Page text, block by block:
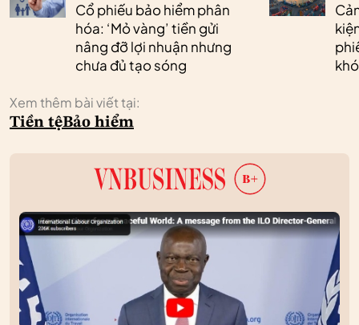
Cổ phiếu bảo hiểm phân
hóa: ‘Mỏ vàng’ tiền gửi
nâng đỡ lợi nhuận nhưng
chưa đủ tạo sóng
Xem thêm bài viết tại:
Tiền tệBảo hiểm